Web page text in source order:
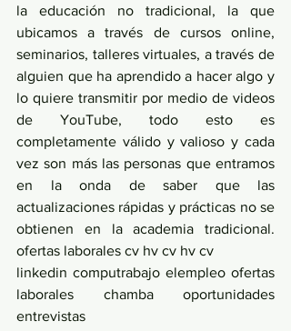
la educación no tradicional, la que
ubicamos a través de cursos online,
seminarios, talleres virtuales, a través de
alguien que ha aprendido a hacer algo y
lo quiere transmitir por medio de videos
de YouTube, todo esto es
completamente válido y valioso y cada
vez son más las personas que entramos
en la onda de saber que las
actualizaciones rápidas y prácticas no se
obtienen en la academia tradicional.
ofertas laborales cv hv cv hv cv
linkedin computrabajo elempleo ofertas
laborales chamba oportunidades
entrevistas